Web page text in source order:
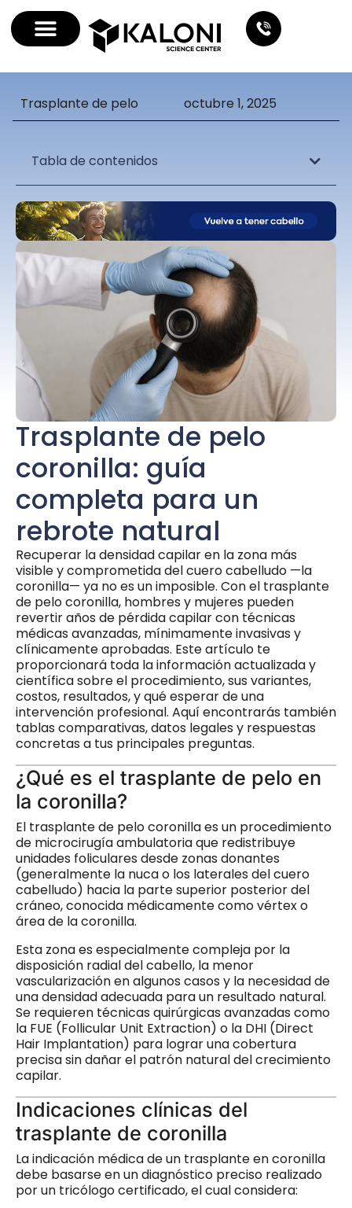
Trasplante de pelo octubre 1, 2025
Tabla de contenidos
Trasplante de pelo
coronilla: guía
completa para un
rebrote natural
Recuperar la densidad capilar en la zona más
visible y comprometida del cuero cabelludo —la
coronilla— ya no es un imposible. Con el trasplante
de pelo coronilla, hombres y mujeres pueden
revertir años de pérdida capilar con técnicas
médicas avanzadas, mínimamente invasivas y
clínicamente aprobadas. Este artículo te
proporcionará toda la información actualizada y
científica sobre el procedimiento, sus variantes,
costos, resultados, y qué esperar de una
intervención profesional. Aquí encontrarás también
tablas comparativas, datos legales y respuestas
concretas a tus principales preguntas.
¿Qué es el trasplante de pelo en
la coronilla?
El trasplante de pelo coronilla es un procedimiento
de microcirugía ambulatoria que redistribuye
unidades foliculares desde zonas donantes
(generalmente la nuca o los laterales del cuero
cabelludo) hacia la parte superior posterior del
cráneo, conocida médicamente como vértex o
área de la coronilla.
Esta zona es especialmente compleja por la
disposición radial del cabello, la menor
vascularización en algunos casos y la necesidad de
una densidad adecuada para un resultado natural.
Se requieren técnicas quirúrgicas avanzadas como
la FUE (Follicular Unit Extraction) o la DHI (Direct
Hair Implantation) para lograr una cobertura
precisa sin dañar el patrón natural del crecimiento
capilar.
Indicaciones clínicas del
trasplante de coronilla
La indicación médica de un trasplante en coronilla
debe basarse en un diagnóstico preciso realizado
por un tricólogo certificado, el cual considera: